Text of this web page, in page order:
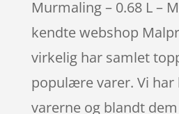
Murmaling – 0.68 L –
kendte webshop
virkelig har samlet
populære varer. Vi
varerne og blandt